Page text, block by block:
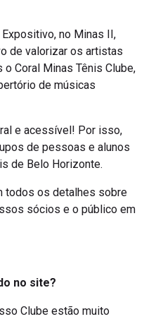
no Minas II,
de valorizar os artistas
Coral Minas Tênis Clube,
de músicas
e acessível! Por isso,
de pessoas e alunos
de Belo Horizonte.
todos os detalhes sobre
sócios e o público em
no site?
Clube estão muito